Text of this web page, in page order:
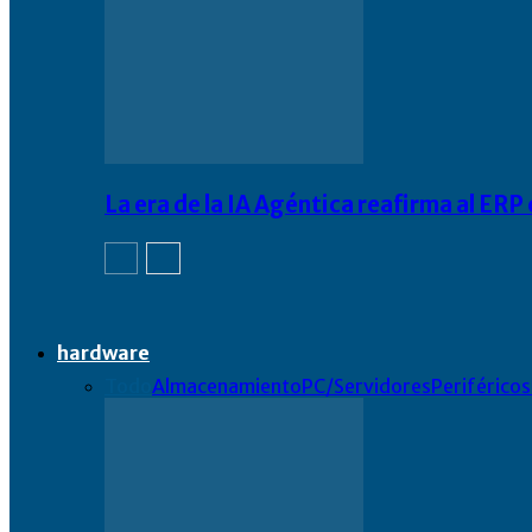
La era de la IA Agéntica reafirma al
hardware
AlmacenamientoPC/ServidoresPeriféricos